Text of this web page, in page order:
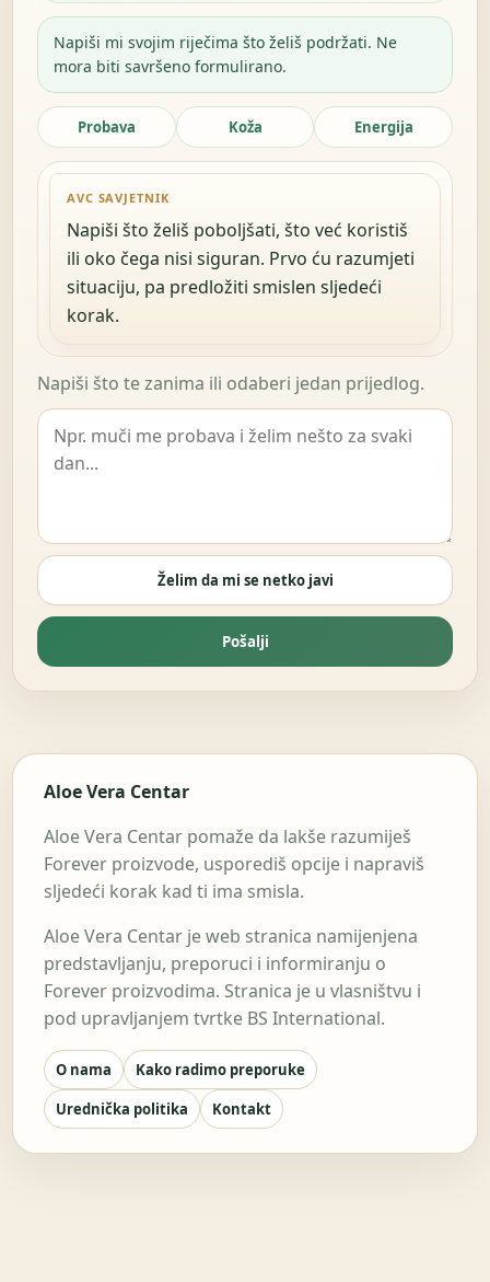
Napiši mi svojim riječima što želiš podržati. Ne
mora biti savršeno formulirano.
Probava Koža Energija
AVC SAVJETNIK
Napiši što želiš poboljšati, što već koristiš
ili oko čega nisi siguran. Prvo ću razumjeti
situaciju, pa predložiti smislen sljedeći
korak.
Napiši što te zanima ili odaberi jedan prijedlog.
Želim da mi se netko javi
Pošalji
Aloe Vera Centar
Aloe Vera Centar pomaže da lakše razumiješ
Forever proizvode, usporediš opcije i napraviš
sljedeći korak kad ti ima smisla.
Aloe Vera Centar je web stranica namijenjena
predstavljanju, preporuci i informiranju o
Forever proizvodima. Stranica je u vlasništvu i
pod upravljanjem tvrtke BS International.
O nama
Kako radimo preporuke
Urednička politika
Kontakt